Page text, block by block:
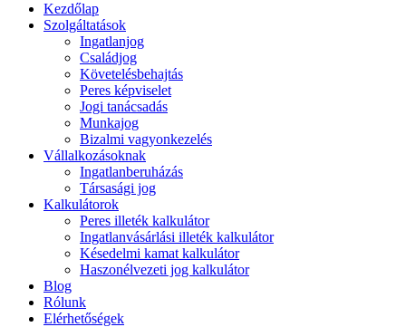
Kezdőlap
Szolgáltatások
Ingatlanjog
Családjog
Követelésbehajtás
Peres képviselet
Jogi tanácsadás
Munkajog
Bizalmi vagyonkezelés
Vállalkozásoknak
Ingatlanberuházás
Társasági jog
Kalkulátorok
Peres illeték kalkulátor
Ingatlanvásárlási illeték kalkulátor
Késedelmi kamat kalkulátor
Haszonélvezeti jog kalkulátor
Blog
Rólunk
Elérhetőségek